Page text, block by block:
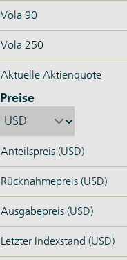
Vola 90
Vola 250
Aktuelle Aktienquote
Preise
Anteilspreis (USD)
Rücknahmepreis (USD)
Ausgabepreis (USD)
Letzter Indexstand (USD)